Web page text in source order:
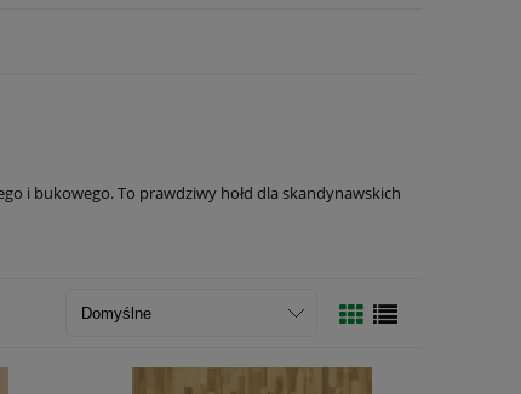
i bukowego. To prawdziwy hołd dla skandynawskich